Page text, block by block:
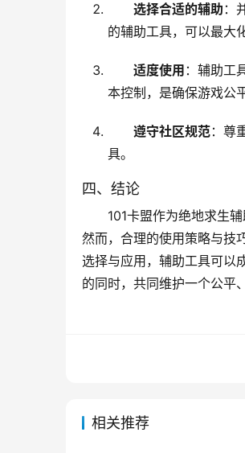
选择合适的辅助 ：
的辅助工具，可以最大
适度使用 ：辅助工
本控制，是确保游戏公
遵守社区规范：尊
具。
四、结论
101卡盟作为绝地求生
然而，合理的使用策略与技
选择与应用，辅助工具可以
的同时，共同维护一个公平
相关推荐